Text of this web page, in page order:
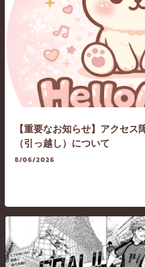
【重要なお知らせ】アクセ
（引っ越し）について
8/06/2026